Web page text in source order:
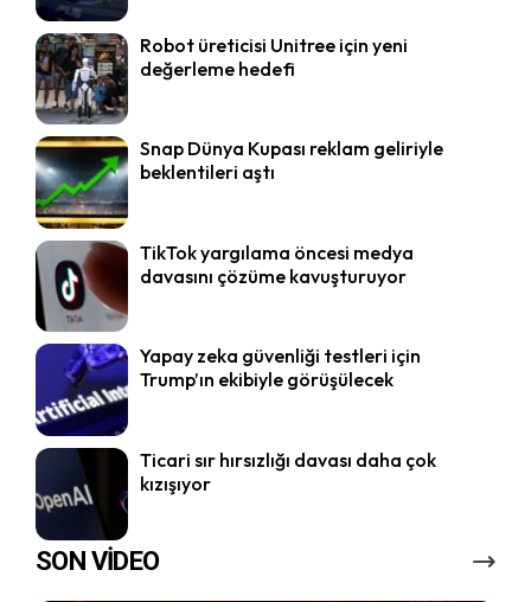
Robot üreticisi Unitree için yeni
değerleme hedefi
Snap Dünya Kupası reklam geliriyle
beklentileri aştı
TikTok yargılama öncesi medya
davasını çözüme kavuşturuyor
Yapay zeka güvenliği testleri için
Trump’ın ekibiyle görüşülecek
Ticari sır hırsızlığı davası daha çok
kızışıyor
SON VİDEO